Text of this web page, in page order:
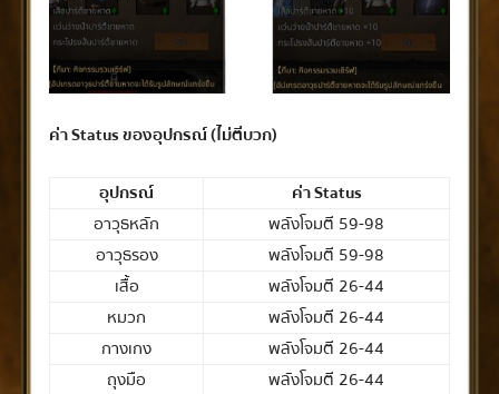
ค่า Status ของอุปกรณ์ (ไม่ตีบวก)
อุปกรณ์
ค่า Status
อาวุธหลัก
พลังโจมตี 59-98
อาวุธรอง
พลังโจมตี 59-98
เสื้อ
พลังโจมตี 26-44
หมวก
พลังโจมตี 26-44
กางเกง
พลังโจมตี 26-44
ถุงมือ
พลังโจมตี 26-44